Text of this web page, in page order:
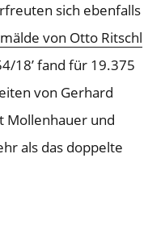
sich ebenfalls
von Otto Ritschl
18’ fand für 19.375
von Gerhard
Mollenhauer und
als das doppelte